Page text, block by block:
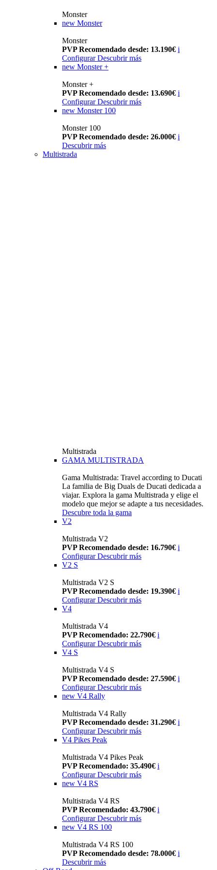
Monster
new Monster
Monster
PVP Recomendado desde: 13.190€ i
Configurar Descubrir más
new Monster +
Monster +
PVP Recomendado desde: 13.690€ i
Configurar Descubrir más
new Monster 100
Monster 100
PVP Recomendado desde: 26.000€ i
Descubrir más
Multistrada
Multistrada
GAMA MULTISTRADA
Gama Multistrada: Travel according to Ducati
La familia de Big Duals de Ducati dedicada a
viajar. Explora la gama Multistrada y elige el
modelo que mejor se adapte a tus necesidades.
Descubre toda la gama
V2
Multistrada V2
PVP Recomendado desde: 16.790€ i
Configurar Descubrir más
V2 S
Multistrada V2 S
PVP Recomendado desde: 19.390€ i
Configurar Descubrir más
V4
Multistrada V4
PVP Recomendado: 22.790€ i
Configurar Descubrir más
V4 S
Multistrada V4 S
PVP Recomendado desde: 27.590€ i
Configurar Descubrir más
new V4 Rally
Multistrada V4 Rally
PVP Recomendado desde: 31.290€ i
Configurar Descubrir más
V4 Pikes Peak
Multistrada V4 Pikes Peak
PVP Recomendado: 35.490€ i
Configurar Descubrir más
new V4 RS
Multistrada V4 RS
PVP Recomendado: 43.790€ i
ConfigurarDescubrir más
new V4 RS 100
Multistrada V4 RS 100
PVP Recomendado desde: 78.000€ i
Descubrir más